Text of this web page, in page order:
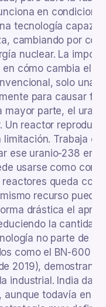
en
tecnología capaz
cambiando por
nuclear. La
cómo cambia el
solo una
para causar
mayor parte, el
Un reactor
Trabaja
ese uranio-238 en
usarse como
queda
recurso puede
drástica el
la cantidad
no parte de
como el BN-600 y
2019),
industrial. India da
aunque todavía en